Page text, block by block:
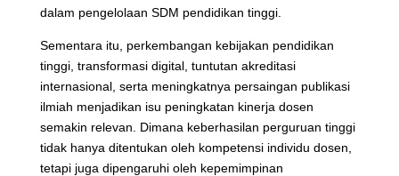
dalam pengelolaan SDM pendidikan tinggi.
Sementara itu, perkembangan kebijakan pendidikan
tinggi, transformasi digital, tuntutan akreditasi
internasional, serta meningkatnya persaingan publikasi
ilmiah menjadikan isu peningkatan kinerja dosen
semakin relevan. Dimana keberhasilan perguruan tinggi
tidak hanya ditentukan oleh kompetensi individu dosen,
tetapi juga dipengaruhi oleh kepemimpinan